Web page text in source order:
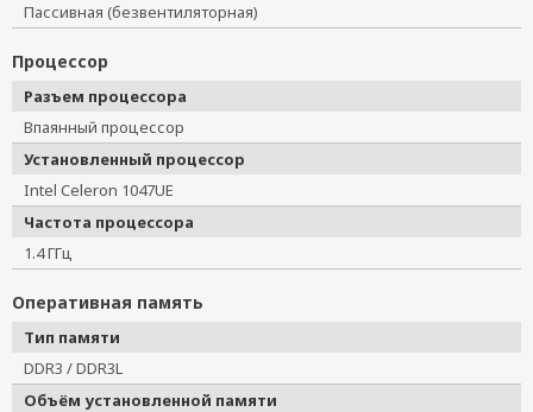
Пассивная (безвентиляторная)
Процессор
Разъем процессора
Впаянный процессор
Установленный процессор
Intel Celeron 1047UE
Частота процессора
1.4 ГГц
Оперативная память
Тип памяти
DDR3 / DDR3L
Объём установленной памяти